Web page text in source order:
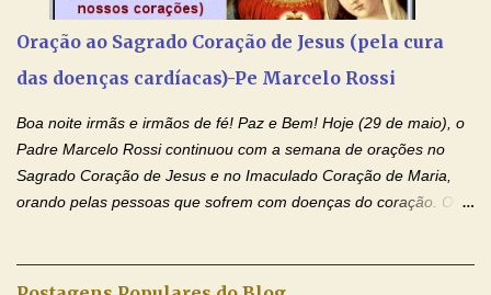
pais. Vamos dedicar um dia para os pais mais idosos, pais que
estão doentes, pais que estão longe dos filhos, pais que já são
para todos os pais. Hoje vamos d...
Oração ao Sagrado Coração de Jesus (pela cura
das doenças cardíacas)-Pe Marcelo Rossi
Boa noite irmãs e irmãos de fé! Paz e Bem! Hoje (29 de maio), o
Padre Marcelo Rossi continuou com a semana de orações no
Sagrado Coração de Jesus e no Imaculado Coração de Maria,
orando pelas pessoas que sofrem com doenças do coração. O